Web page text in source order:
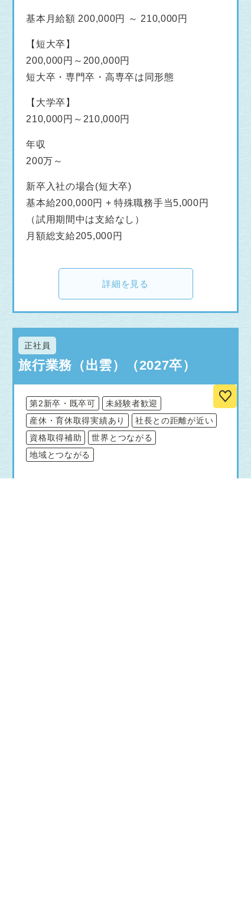
基本月給額 200,000円 ～ 210,000円
【短大卒】
200,000円～200,000円
短大卒・専門卒・高専卒は同形態
【大学卒】
210,000円～210,000円
年収
200万～
新卒入社の場合(短大卒)
基本給200,000円 + 特殊職務手当5,000円
（試用期間中は支給なし）
月額総支給205,000円
詳細を見る
正社員
旅行業務（出雲）（2027卒）
第2新卒・既卒可
未経験者歓迎
産休・育休取得実績あり
社長との距離が近い
資格取得補助
世界とつながる
地域とつながる